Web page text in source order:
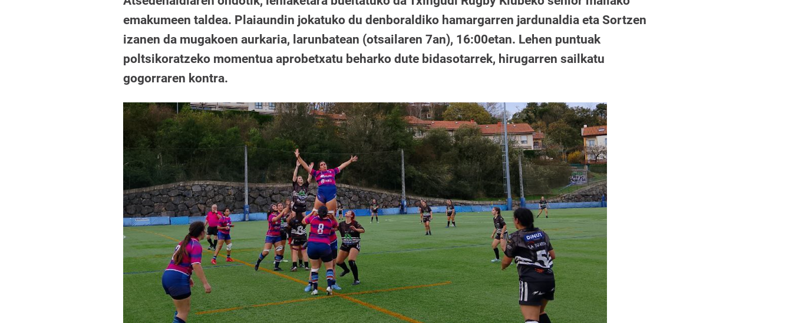
emakumeen taldea. Plaiaundin jokatuko du denboraldiko hamargarren jardunaldia eta Sortzen
izanen da mugakoen aurkaria, larunbatean (otsailaren 7an), 16:00etan. Lehen puntuak
poltsikoratzeko momentua aprobetxatu beharko dute bidasotarrek, hirugarren sailkatu
gogorraren kontra.